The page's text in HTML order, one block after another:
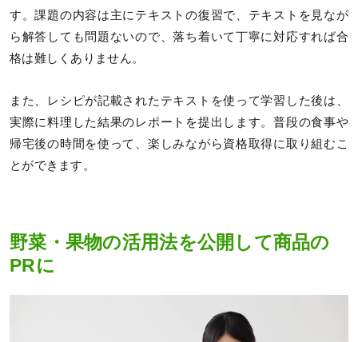
す。課題の内容は主にテキストの復習で、テキストを見なが
ら解答しても問題ないので、落ち着いて丁寧に対応すれば合
格は難しくありません。
また、レシピが記載されたテキストを使って学習した後は、
実際に料理した結果のレポートを提出します。普段の食事や
帰宅後の時間を使って、楽しみながら資格取得に取り組むこ
とができます。
野菜・果物の活用法を公開して商品の
PRに